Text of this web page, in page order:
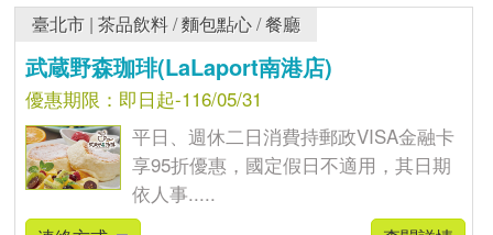
臺北市 |茶品飲料/麵包點心/餐廳
武蔵野森珈琲(LaLaport南港店)
優惠期限：即日起-116/05/31
平日、週休二日消費持郵政VISA金融卡
享95折優惠，國定假日不適用，其日期
依人事.....